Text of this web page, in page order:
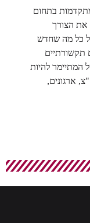
בתחום
את הצורך
של כל מה שחדש
תקשורתיים
המתיימר להיות
ארגונים,